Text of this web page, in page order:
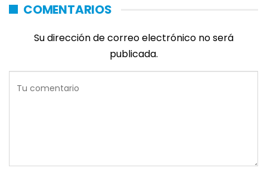
COMENTARIOS
Su dirección de correo electrónico no será
publicada.